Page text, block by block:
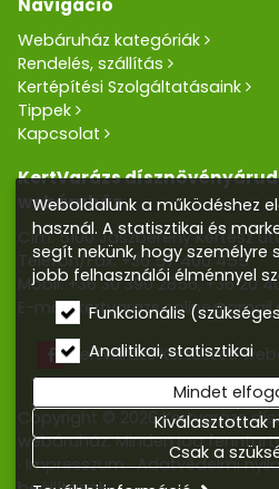
Webáruház kategóriák
Rendelés, szállítás
Kertépítési Szolgáltatásaink
Tippek
Kapcsolat
KertVarázs
webáruház
Cím: 5100 Jászberény Kertész
Telefon/Fax: +36 57 400 455
Mobil:+36 30 390 2856,+36 20
E-mail:
Kertvarázs Kertészeti
kerti tó,
Copyright © 2026 Kertvarázs
webáruház. Minden jog
Impresszum Adatvédelmi
Weboldalunk a működéshez
használ. A statisztikai és
segít nekünk, hogy
jobb felhasználói élménnyel
Funkcionális
Analitikai, statisztikai
Mindet
Kiválasztottak
Csak a